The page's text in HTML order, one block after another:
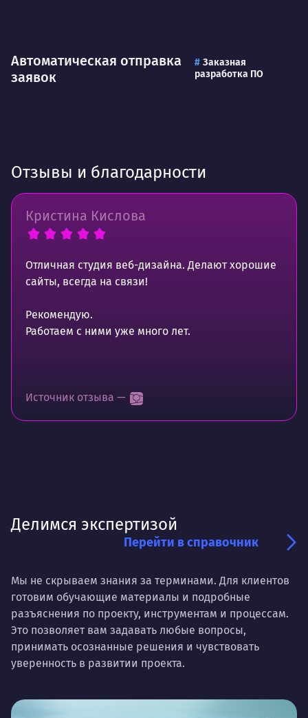
Автоматическая отправка
заявок
Заказная
разработка ПО
Отзывы и благодарности
Кристина Кислова
Отличная студия веб-дизайна. Делают хорошие
сайты, всегда на связи!
Рекомендую.
Работаем с ними уже много лет.
Источник отзыва —
Делимся экспертизой
Перейти в справочник
Мы не скрываем знания за терминами. Для клиентов
готовим обучающие материалы и подробные
разъяснения по проекту, инструментам и процессам.
Это позволяет вам задавать любые вопросы,
принимать осознанные решения и чувствовать
уверенность в развитии проекта.